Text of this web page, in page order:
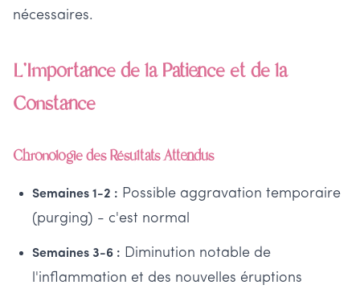
nécessaires.
L'Importance de la Patience et de la
Constance
Chronologie des Résultats Attendus
Semaines 1-2 : Possible aggravation temporaire
(purging) - c'est normal
Semaines 3-6 : Diminution notable de
l'inflammation et des nouvelles éruptions